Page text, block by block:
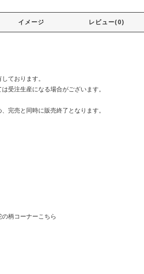
イメージ レビュー(0)
ております。
受注生産になる場合がございます。
完売と同時に販売終了となります。
柄コーナーこちら